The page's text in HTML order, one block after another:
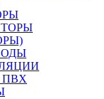
ПВХ